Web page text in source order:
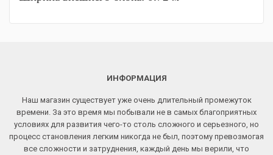
ИНФОРМАЦИЯ
Наш магазин существует уже очень длительный промежуток
времени. За это время мы побывали не в самых благоприятных
условиях для развития чего-то столь сложного и серьезного, но
процесс становления легким никогда не был, поэтому превозмогая
все сложности и затруднения, каждый день мы верили, что